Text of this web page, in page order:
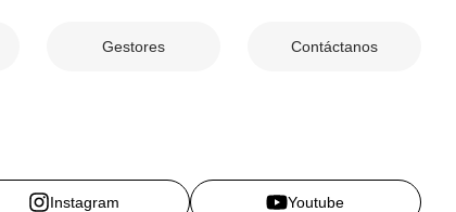
Gestores Contáctanos
Instagram Youtube